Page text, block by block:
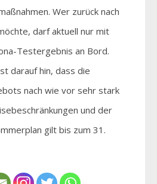
Wer zurück nach
darf aktuell nur mit
Testergebnis an Bord.
darauf hin, dass die
nach wie vor sehr stark
und der
gilt bis zum 31.